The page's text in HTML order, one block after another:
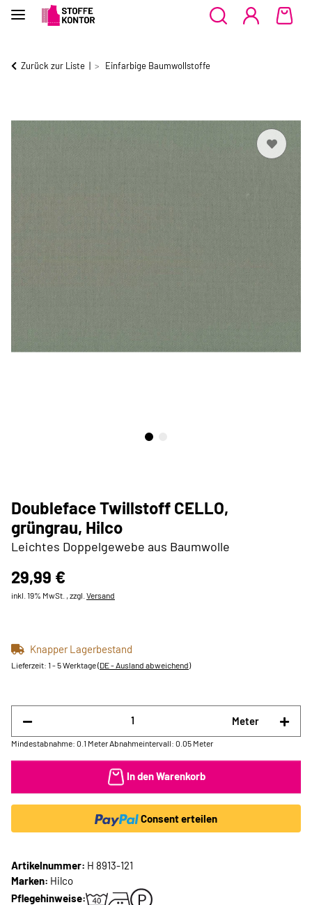
Zurück zur Liste Einfarbige Baumwollstoffe
Doubleface Twillstoff CELLO,
grüngrau, Hilco
Leichtes Doppelgewebe aus Baumwolle
29,99 €
inkl. 19% MwSt. , zzgl. Versand
Knapper Lagerbestand
Lieferzeit: 1 - 5 Werktage(DE - Ausland abweichend)
Meter
Mindestabnahme: 0.1 Meter Abnahmeintervall: 0.05 Meter
In den Warenkorb
Consent erteilen
Artikelnummer: H 8913-121
Marken: Hilco
Pflegehinweise: